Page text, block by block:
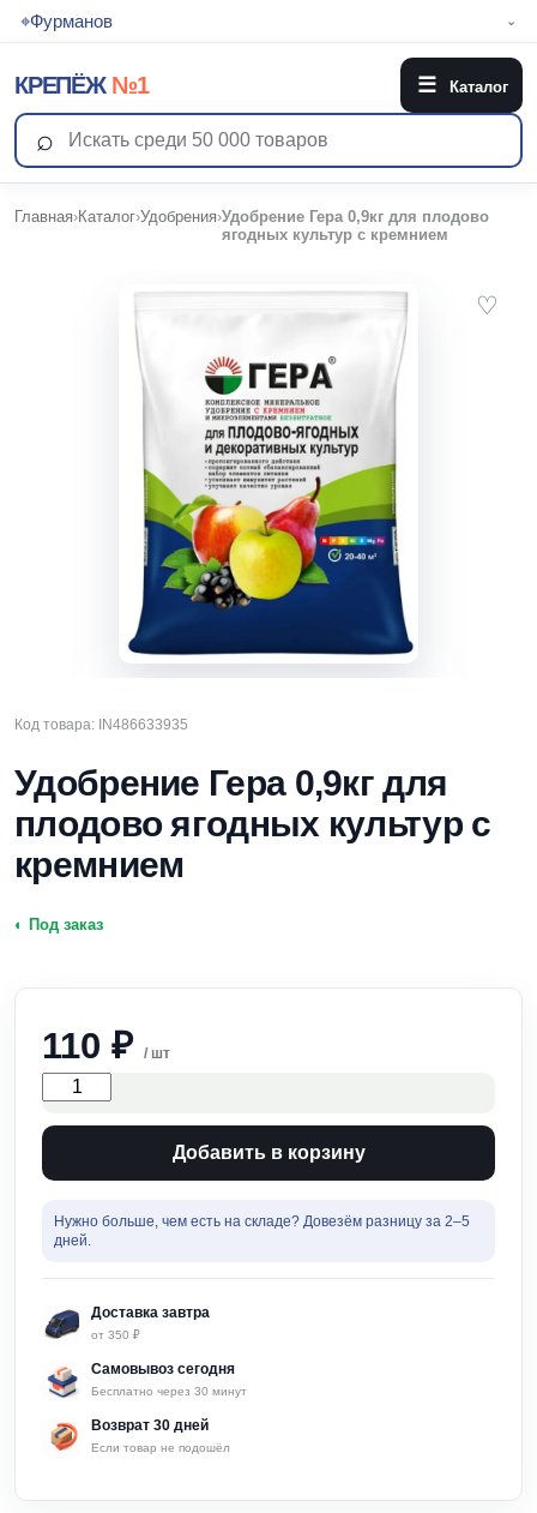
⌖Фурманов ⌄
КРЕПЁЖ №1 ☰ Каталог
⌕
Главная›Каталог›Удобрения›Удобрение Гера 0,9кг для плодово
ягодных культур с кремнием
♡
Код товара: IN486633935
Удобрение Гера 0,9кг для
плодово ягодных культур с
кремнием
◐ Под заказ
110 ₽ / шт
Удобрение
Гера
0,9кг
плодово
культур
кремнием
quantity
Добавить в корзину
Нужно больше, чем есть на складе? Довезём разницу за 2–5
дней.
Доставка завтра
от 350 ₽
Самовывоз сегодня
Бесплатно через 30 минут
Возврат 30 дней
Если товар не подошёл